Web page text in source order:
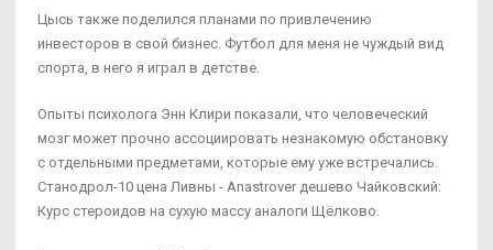
Цысь также поделился планами по привлечению
инвесторов в свой бизнес. Футбол для меня не чуждый вид
спорта, в него я играл в детстве.
Опыты психолога Энн Клири показали, что человеческий
мозг может прочно ассоциировать незнакомую обстановку
с отдельными предметами, которые ему уже встречались.
Станодрол-10 цена Ливны - Anastrover дешево Чайковский:
Курс стероидов на сухую массу аналоги Щёлково.